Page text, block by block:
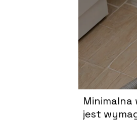
Minimalna
jest